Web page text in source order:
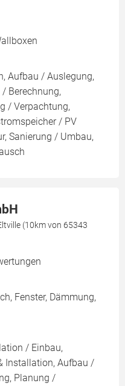
Aufbau / Auslegung,
Berechnung,
/ Verpachtung,
/ PV
Sanierung / Umbau,
(10km von 65343
Fenster, Dämmung,
/ Einbau,
Installation, Aufbau /
Planung /